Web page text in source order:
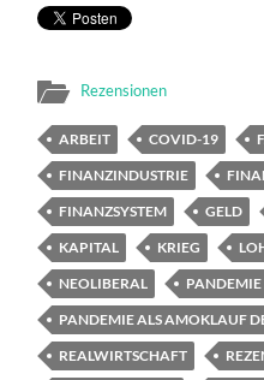
Rezensionen
ARBEIT COVID-19
FINANZINDUSTRIE
FINANZSYSTEM
GELD
KAPITAL
KRIEG
NEOLIBERAL
PANDEMIE
PANDEMIE ALS AMOKLAUF
REALWIRTSCHAFT